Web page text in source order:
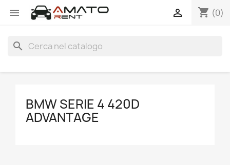
 shopping_cart (0)

search
BMW SERIE 4 420D
ADVANTAGE